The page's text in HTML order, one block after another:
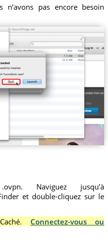
pas encore besoin
Naviguez jusqu’à
et double-cliquez sur le
Caché. Connectez-vous ou